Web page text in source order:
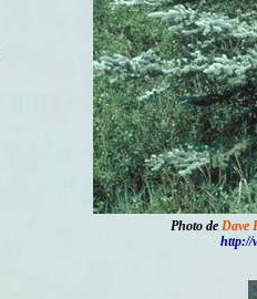
Photo de Dave
http://